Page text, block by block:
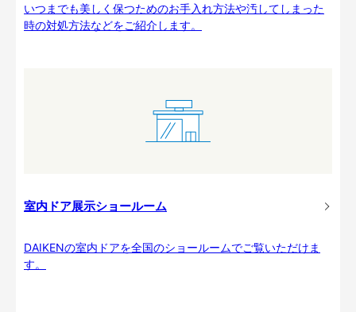
いつまでも美しく保つためのお手入れ方法や汚してしまった
時の対処方法などをご紹介します。
室内ドア展示ショールーム
DAIKENの室内ドアを全国のショールームでご覧いただけま
す。